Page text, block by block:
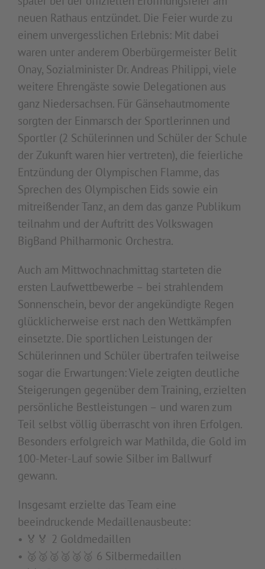
neuen Rathaus entzündet. Die Feier wurde zu
einem unvergesslichen Erlebnis: Mit dabei
waren unter anderem Oberbürgermeister Belit
Onay, Sozialminister Dr. Andreas Philippi, viele
weitere Ehrengäste sowie Delegationen aus
ganz Niedersachsen. Für Gänsehautmomente
sorgten der Einmarsch der Sportlerinnen und
Sportler (2 Schülerinnen und Schüler der Schule
der Zukunft waren hier vertreten), die feierliche
Entzündung der Olympischen Flamme, das
Sprechen des Olympischen Eids sowie ein
mitreißender Tanz, an dem das ganze Publikum
teilnahm und der Auftritt des Volkswagen
BigBand Philharmonic Orchestra.
Auch am Mittwochnachmittag starteten die
ersten Laufwettbewerbe – bei strahlendem
Sonnenschein, bevor der angekündigte Regen
glücklicherweise erst nach den Wettkämpfen
einsetzte. Die sportlichen Leistungen der
Schülerinnen und Schüler übertrafen teilweise
sogar die Erwartungen: Viele zeigten deutliche
Steigerungen gegenüber dem Training, erzielten
persönliche Bestleistungen – und waren zum
Teil selbst völlig überrascht von ihren Erfolgen.
Besonders erfolgreich war Mathilda, die Gold im
100-Meter-Lauf sowie Silber im Ballwurf
gewann.
Insgesamt erzielte das Team eine
beeindruckende Medaillenausbeute:
• 🏅🏅 2 Goldmedaillen
• 🥈🥈🥈🥈🥈🥈 6 Silbermedaillen